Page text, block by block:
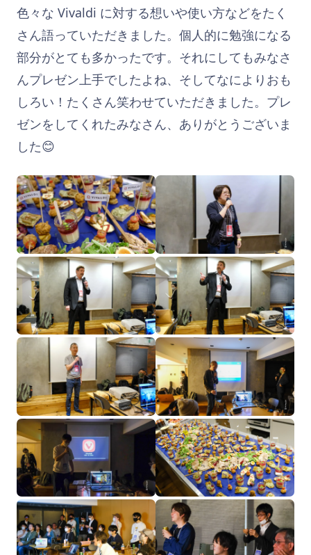
色々な Vivaldi に対する想いや使い方などをたく
さん語っていただきました。個人的に勉強になる
部分がとても多かったです。それにしてもみなさ
んプレゼン上手でしたよね、そしてなによりおも
しろい！たくさん笑わせていただきました。プレ
ゼンをしてくれたみなさん、ありがとうございま
した😊